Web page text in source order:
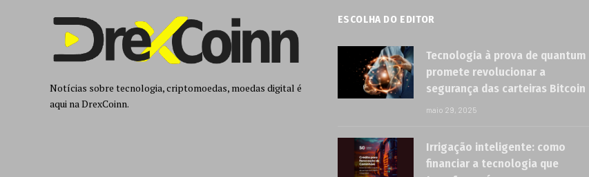
Notícias sobre tecnologia, criptomoedas, moedas digital é
aqui na DrexCoinn.
ESCOLHA DO EDITOR
Tecnologia à prova de quantum
promete revolucionar a
segurança das carteiras Bitcoin
maio 29, 2025
Irrigação inteligente: como
financiar a tecnologia que